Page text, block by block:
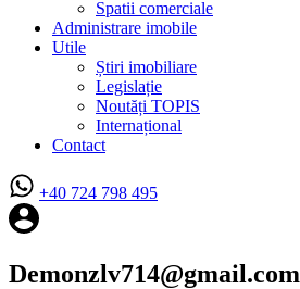
Spatii comerciale
Administrare imobile
Utile
Știri imobiliare
Legislație
Noutăți TOPIS
Internațional
Contact
+40 724 798 495
Demonzlv714@gmail.com